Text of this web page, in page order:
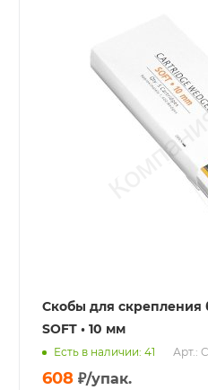
Скобы для скрепления
SOFT • 10 мм
Есть в наличии: 41 Арт.:
608 ₽/упак.